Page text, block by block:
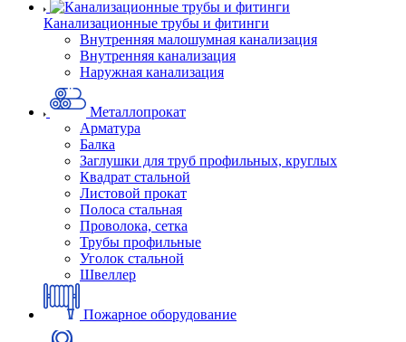
Канализационные трубы и фитинги
Внутренняя малошумная канализация
Внутренняя канализация
Наружная канализация
Металлопрокат
Арматура
Балка
Заглушки для труб профильных, круглых
Квадрат стальной
Листовой прокат
Полоса стальная
Проволока, сетка
Трубы профильные
Уголок стальной
Швеллер
Пожарное оборудование